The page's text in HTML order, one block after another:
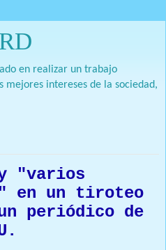
en realizar un trabajo
mejores intereses de la sociedad,
"varios
en un tiroteo
periódico de